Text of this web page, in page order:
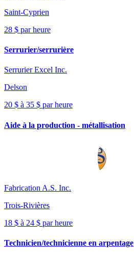
Saint-Cyprien
28 $ par heure
Serrurier/serrurière
Serrurier Excel Inc.
Delson
20 $ à 35 $ par heure
Aide à la production - métallisation
Fabrication A.S. Inc.
Trois-Rivières
18 $ à 24 $ par heure
Technicien/technicienne en arpentage